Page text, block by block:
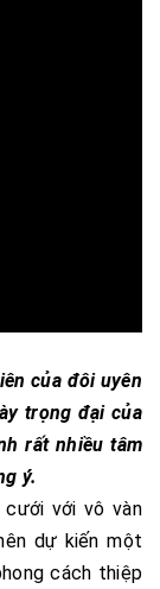
của đôi uyên
trọng đại của
rất nhiều tâm
ý.
cưới với vô vàn
dự kiến một
cách thiệp